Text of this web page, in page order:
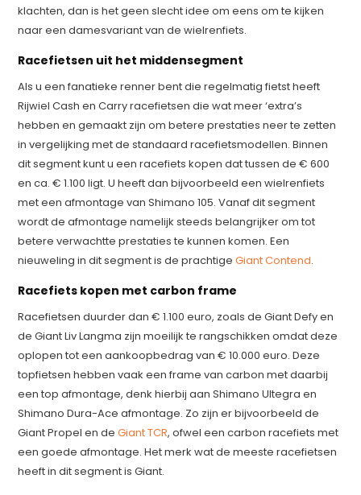
klachten, dan is het geen slecht idee om eens om te kijken
naar een damesvariant van de wielrenfiets.
Racefietsen uit het middensegment
Als u een fanatieke renner bent die regelmatig fietst heeft
Rijwiel Cash en Carry racefietsen die wat meer ‘extra’s
hebben en gemaakt zijn om betere prestaties neer te zetten
in vergelijking met de standaard racefietsmodellen. Binnen
dit segment kunt u een racefiets kopen dat tussen de € 600
en ca. € 1.100 ligt. U heeft dan bijvoorbeeld een wielrenfiets
met een afmontage van Shimano 105. Vanaf dit segment
wordt de afmontage namelijk steeds belangrijker om tot
betere verwachtte prestaties te kunnen komen. Een
nieuweling in dit segment is de prachtigeGiant Contend.
Racefiets kopen met carbon frame
Racefietsen duurder dan € 1.100 euro, zoals de Giant Defy en
de Giant Liv Langma zijn moeilijk te rangschikken omdat deze
oplopen tot een aankoopbedrag van € 10.000 euro. Deze
topfietsen hebben vaak een frame van carbon met daarbij
een top afmontage, denk hierbij aan Shimano Ultegra en
Shimano Dura-Ace afmontage. Zo zijn er bijvoorbeeld de
Giant Propel en deGiant TCR, ofwel een carbon racefiets met
een goede afmontage. Het merk wat de meeste racefietsen
heeft in dit segment is Giant.